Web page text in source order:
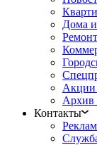
Дома и
Акции
Архив
Контакты